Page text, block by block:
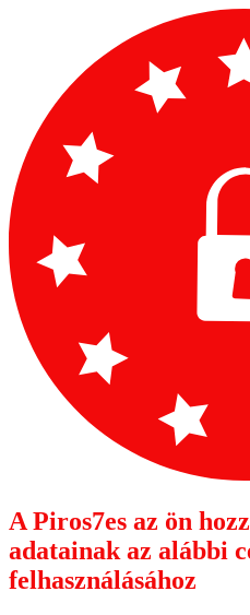
A Piros7es az ön
adatainak az alábbi
felhasználásához